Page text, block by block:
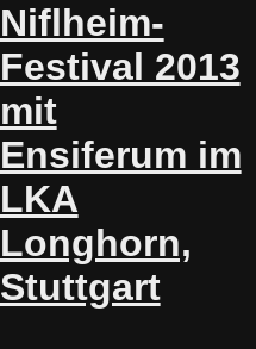
Niflheim-
Festival 2013
mit
Ensiferum im
LKA
Longhorn,
Stuttgart